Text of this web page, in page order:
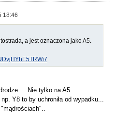
18:46
a jest oznaczona jako A5.
... Nie tylko na A5...
Y8 to by uchroniła od wypadku...